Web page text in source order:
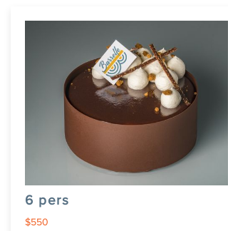
6 pers
$550